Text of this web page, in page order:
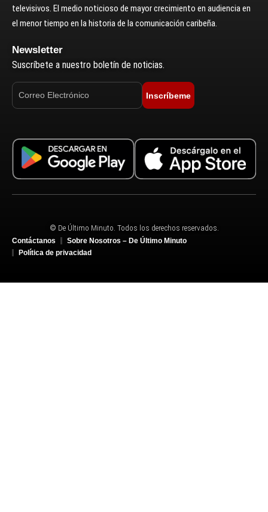
televisivos. El medio noticioso de mayor crecimiento en audiencia en
el menor tiempo en la historia de la comunicación caribeña.
Newsletter
Suscríbete a nuestro boletín de noticias.
Inscríbeme
© De Último Minuto. Todos los derechos reservados.
Contáctanos
Sobre Nosotros – De Último Minuto
Política de privacidad